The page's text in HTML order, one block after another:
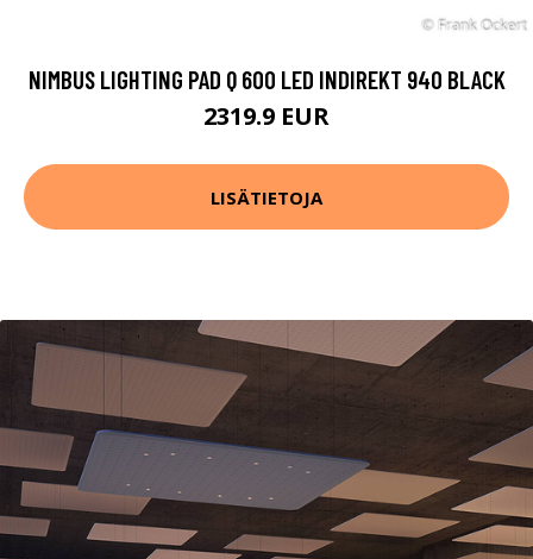
NIMBUS LIGHTING PAD Q 600 LED INDIREKT 940 BLACK
2319.9 EUR
LISÄTIETOJA